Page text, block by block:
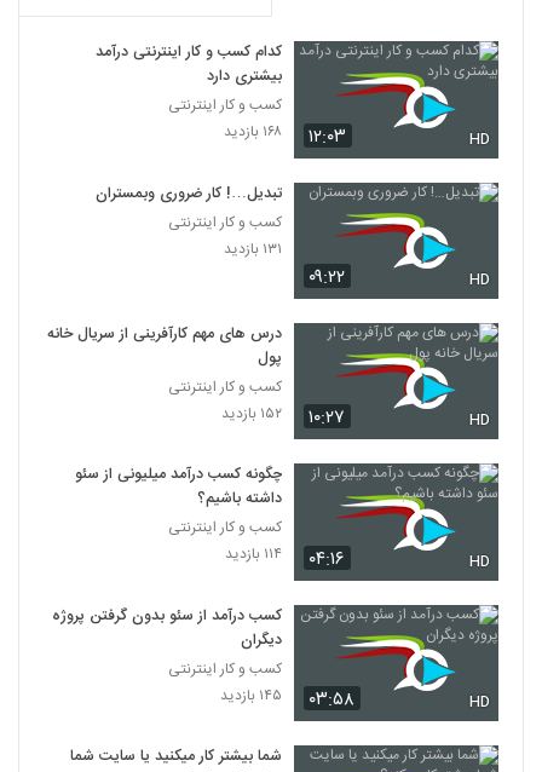
۱۲:۰۳ HD
کدام کسب و کار اینترنتی درآمد
بیشتری دارد
کسب و کار اینترنتی
۱۶۸ بازدید
۰۹:۲۲ HD
تبدیل…! کار ضروری وبمستران
کسب و کار اینترنتی
۱۳۱ بازدید
۱۰:۲۷ HD
درس های مهم کارآفرینی از سریال خانه
پول
کسب و کار اینترنتی
۱۵۲ بازدید
۰۴:۱۶ HD
چگونه کسب درآمد میلیونی از سئو
داشته باشیم؟
کسب و کار اینترنتی
۱۱۴ بازدید
۰۳:۵۸ HD
کسب درآمد از سئو بدون گرفتن پروژه
دیگران
کسب و کار اینترنتی
۱۴۵ بازدید
شما بیشتر کار میکنید یا سایت شما